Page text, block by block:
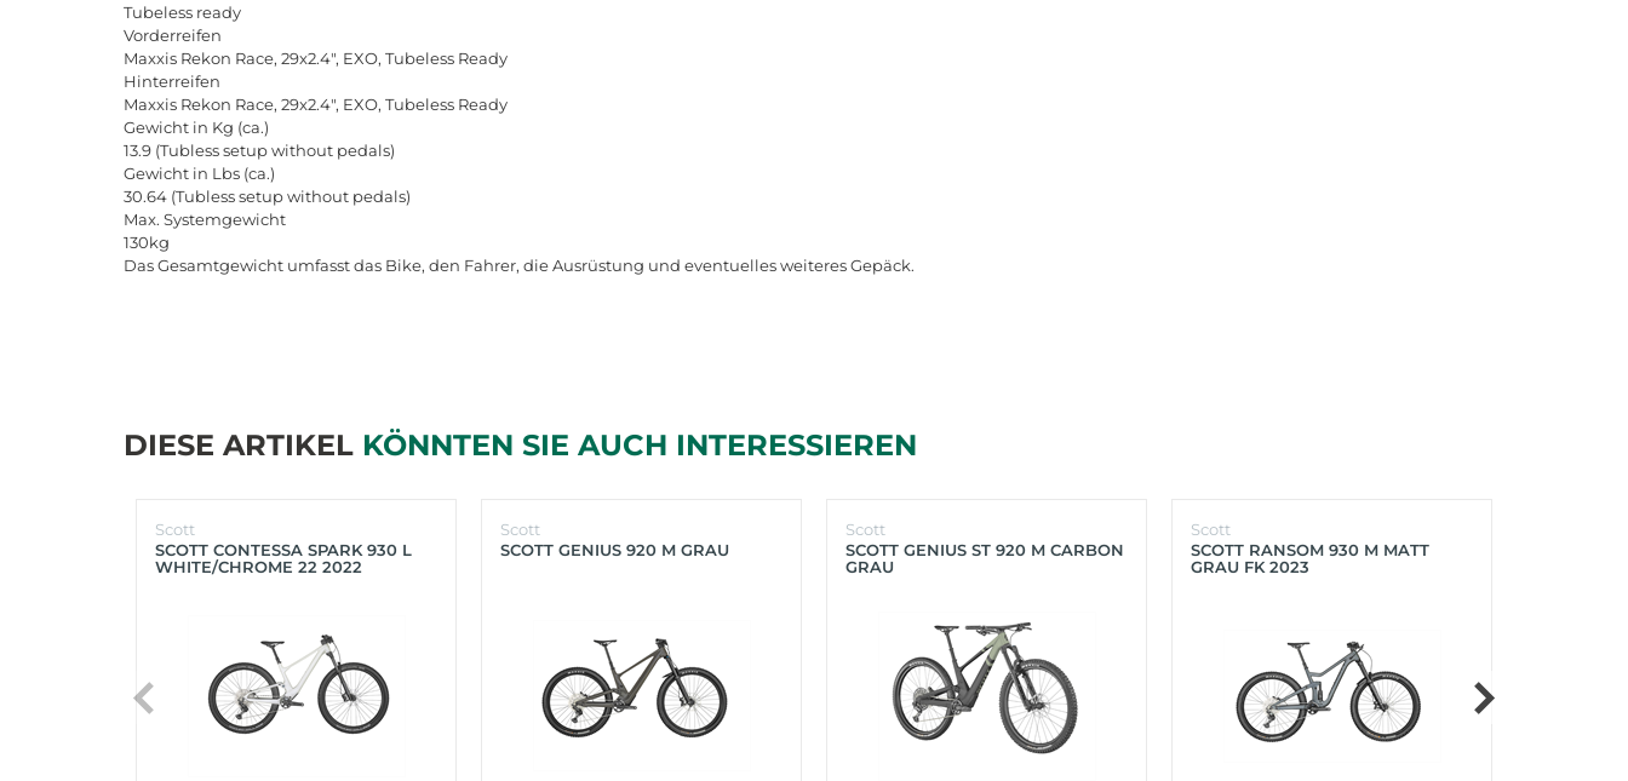
Tubeless ready
Vorderreifen
Maxxis Rekon Race, 29x2.4", EXO, Tubeless Ready
Hinterreifen
Maxxis Rekon Race, 29x2.4", EXO, Tubeless Ready
Gewicht in Kg (ca.)
13.9 (Tublesssetupwithout pedals)
Gewicht in Lbs (ca.)
30.64 (Tublesssetupwithout pedals)
Max. Systemgewicht
130kg
DasGesamtgewicht umfasstdas Bike, den Fahrer, dieAusrüstung und eventuellesweiteresGepäck.
DIESE ARTIKEL KÖNNTEN SIE AUCH INTERESSIEREN
Scott
SCOTT CONTESSA SPARK 930 L
WHITE/CHROME 22 2022
Scott
SCOTT GENIUS 920 M GRAU
Scott
SCOTT GENIUS ST 920 M CARBON
GRAU
Scott
SCOTT RANSOM 930 M MATT
GRAU FK 2023